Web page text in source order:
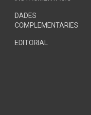
DADES
COMPLEMENTARIES
EDITORIAL